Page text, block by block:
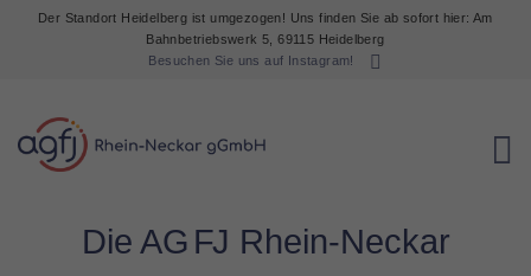
Der Standort Heidelberg ist umgezogen! Uns finden Sie ab sofort hier: Am
Bahnbetriebswerk 5, 69115 Heidelberg
Besuchen Sie uns auf Instagram!
Die AG FJ Rhein-Neckar